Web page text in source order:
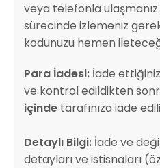
veya telefonla
sürecinde izlemeniz
kodunuzu hemen
Para İadesi: İade
ve kontrol edildikten
içinde tarafınıza iade
Detaylı Bilgi: İade ve
detayları ve istisnaları